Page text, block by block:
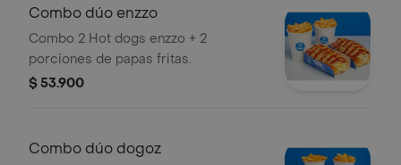
Combo dúo enzzo
Combo 2 Hot dogs enzzo + 2
porciones de papas fritas.
$ 53.900
Combo dúo dogoz